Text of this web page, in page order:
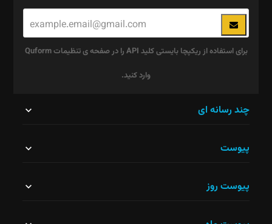
برای استفاده از ریکپچا بایستی کلید API را در صفحه ی تنظیمات Quform
وارد کنید.
نباید
شود.
چند رسانه ای
پیوست
پیوست روز